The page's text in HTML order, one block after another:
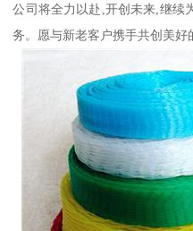
公司将全力以赴,开创未来,继续
务。愿与新老客户携手共创美好